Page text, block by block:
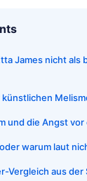
James nicht als
künstlichen
und die Angst vor
warum laut
Vergleich aus der